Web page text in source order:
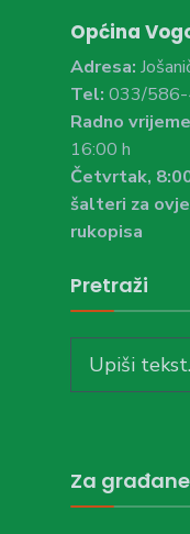
Općina
Adresa:
Tel: 033/
Radno vrijeme
16:00 h
Četvrtak,
šalteri za
rukopisa
Pretraži
for:
Za građane